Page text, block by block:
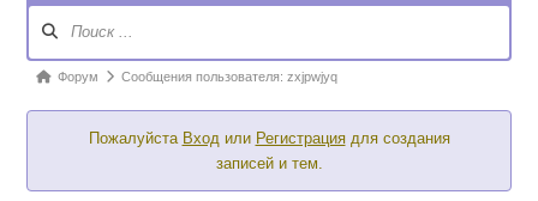
Форума
ФорумФорум Сообщения пользователя: zxjpwjyq
Пожалуйста Входили Регистрациядля создания
записей и тем.